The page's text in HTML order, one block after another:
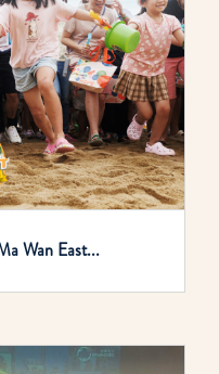
Wan East...